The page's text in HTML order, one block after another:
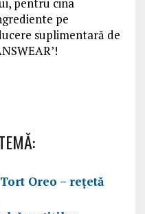
pentru cina
pe
suplimentară de
Tort Oreo – rețetă